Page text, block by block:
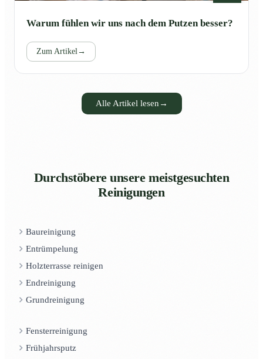
Warum fühlen wir uns nach dem Putzen besser?
Zum Artikel →
Alle Artikel lesen →
Durchstöbere unsere meistgesuchten
Reinigungen
Baureinigung
Entrümpelung
Holzterrasse reinigen
Endreinigung
Grundreinigung
Fensterreinigung
Frühjahrsputz